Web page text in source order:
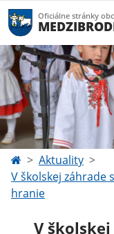
Oficiálne stránky
Aktuality
V školskej záhrade
hranie
V